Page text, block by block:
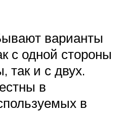
варианты
с одной стороны
так и с двух.
в
в